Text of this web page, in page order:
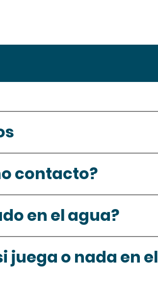
contacto?
en el agua?
juega o nada en el